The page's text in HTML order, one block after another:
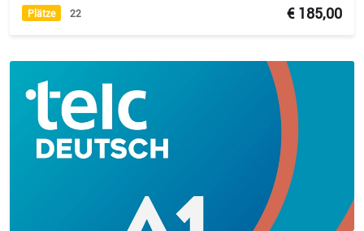
Plätze 22 € 185,00